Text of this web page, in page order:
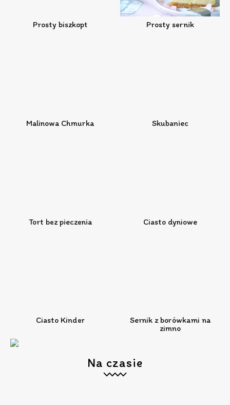
Prosty biszkopt Prosty sernik
Malinowa Chmurka Skubaniec
Tort bez pieczenia Ciasto dyniowe
Ciasto Kinder
Sernik z borówkami na
zimno
Na czasie